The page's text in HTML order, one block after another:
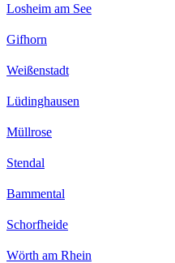
Losheim am See
Gifhorn
Weißenstadt
Lüdinghausen
Müllrose
Stendal
Bammental
Schorfheide
Wörth am Rhein